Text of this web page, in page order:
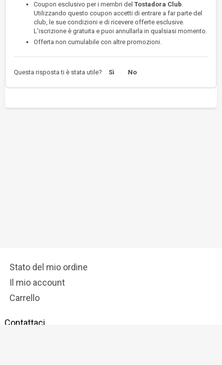
Coupon esclusivo per i membri del Tostadora Club.
Utilizzando questo coupon accetti di entrare a far parte del
club, le sue condizioni e di ricevere offerte esclusive.
L’iscrizione è gratuita e puoi annullarla in qualsiasi momento.
Offerta non cumulabile con altre promozioni.
Questa risposta ti è stata utile? Sì No
Stato del mio ordine
Il mio account
Carrello
Contattaci